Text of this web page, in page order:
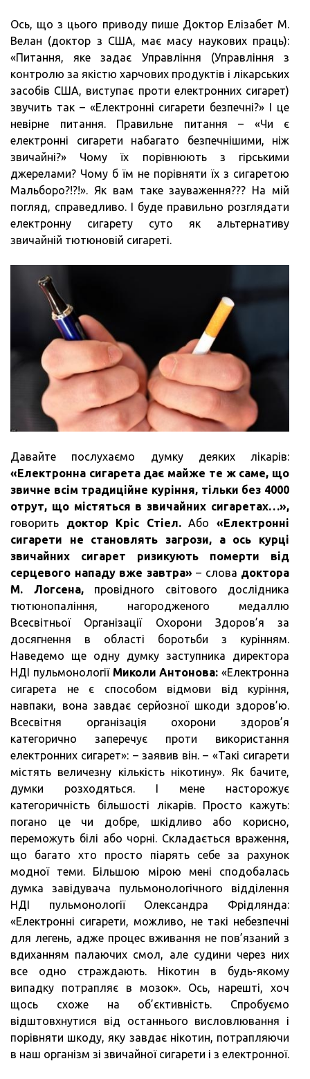
Ось, що з цього приводу пише Доктор Елізабет М.
Велан (доктор з США, має масу наукових праць):
«Питання, яке задає Управління (Управління з
контролю за якістю харчових продуктів і лікарських
засобів США, виступає проти електронних сигарет)
звучить так – «Електронні сигарети безпечні?» І це
невірне питання. Правильне питання – «Чи є
електронні сигарети набагато безпечнішими, ніж
звичайні?» Чому їх порівнюють з гірськими
джерелами? Чому б їм не порівняти їх з сигаретою
Мальборо?!?!». Як вам таке зауваження??? На мій
погляд, справедливо. І буде правильно розглядати
електронну сигарету суто як альтернативу
звичайній тютюновій сигареті.
Давайте послухаємо думку деяких лікарів:
«Електронна сигарета дає майже те ж саме, що
звичне всім традиційне куріння, тільки без 4000
отрут, що містяться в звичайних сигаретах…»,
говорить доктор Кріс Стіел.Або«Електронні
сигарети не становлять загрози, а ось курці
звичайних сигарет ризикують померти від
серцевого нападу вже завтра» – слова доктора
М. Логсена,провідного світового дослідника
тютюнопаління, нагородженого медаллю
Всесвітньої Організації Охорони Здоров’я за
досягнення в області боротьби з курінням.
Наведемо ще одну думку заступника директора
НДІ пульмонології Миколи Антонова: «Електронна
сигарета не є способом відмови від куріння,
навпаки, вона завдає серйозної шкоди здоров’ю.
Всесвітня організація охорони здоров’я
категорично заперечує проти використання
електронних сигарет»: – заявив він. – «Такі сигарети
містять величезну кількість нікотину». Як бачите,
думки розходяться. І мене насторожує
категоричність більшості лікарів. Просто кажуть:
погано це чи добре, шкідливо або корисно,
переможуть білі або чорні. Складається враження,
що багато хто просто піарять себе за рахунок
модної теми. Більшою мірою мені сподобалась
думка завідувача пульмонологічного відділення
НДІ пульмонології Олександра Фрідлянда:
«Електронні сигарети, можливо, не такі небезпечні
для легень, адже процес вживання не пов’язаний з
вдиханням палаючих смол, але судини через них
все одно страждають. Нікотин в будь-якому
випадку потрапляє в мозок». Ось, нарешті, хоч
щось схоже на об’єктивність. Спробуємо
відштовхнутися від останнього висловлювання і
порівняти шкоду, яку завдає нікотин, потрапляючи
в наш організм зі звичайної сигарети і з електронної.